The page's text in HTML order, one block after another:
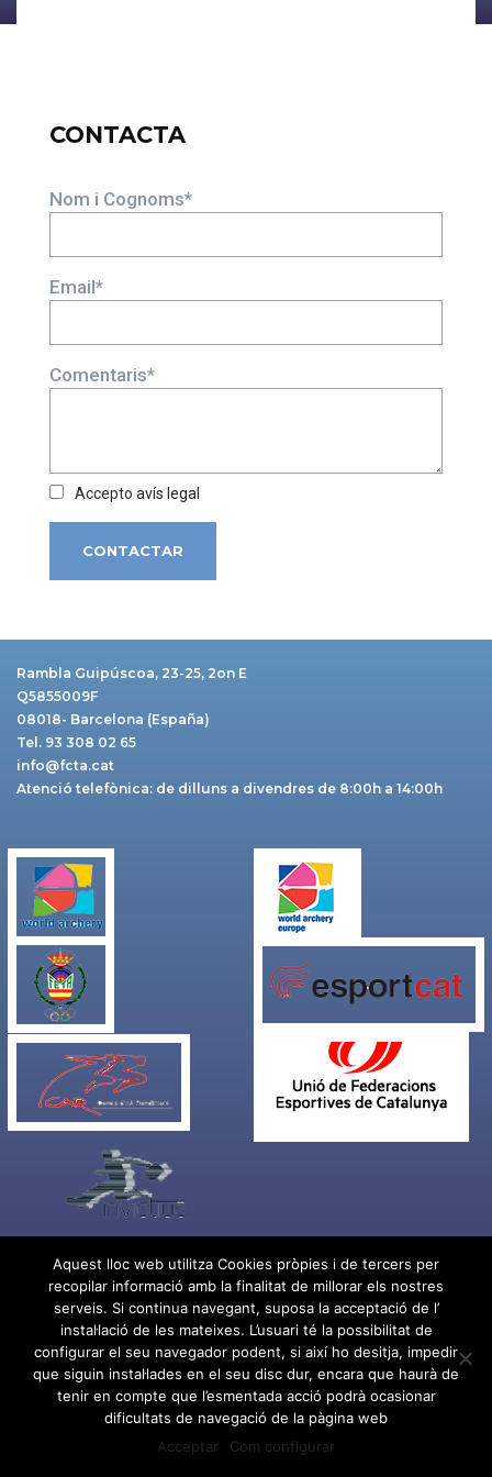
CONTACTA
Nom i Cognoms*
Email*
Comentaris*
Accepto avís legal
Rambla Guipúscoa, 23-25, 2on E
Q5855009F
08018- Barcelona (España)
Tel. 93 308 02 65
info@fcta.cat
Atenció telefònica: de dilluns a divendres de 8:00h a 14:00h
Condicions d'ús
Cookies i política de privacitat
Condicions generals de contractació
Política de privacitat en xarxes socials
FacebookTwitter InstagramWhatsapp
Aquest lloc web utilitza Cookies pròpies i de tercers per
recopilar informació amb la finalitat de millorar els nostres
serveis. Si continua navegant, suposa la acceptació de l’
instal·lació de les mateixes. L’usuari té la possibilitat de
configurar el seu navegador podent, si així ho desitja, impedir
que siguin instal·lades en el seu disc dur, encara que haurà de
tenir en compte que l’esmentada acció podrà ocasionar
dificultats de navegació de la pàgina web
Acceptar
Com configurar